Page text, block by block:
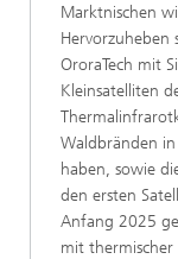
Marktnischen
Hervorzuheben
OroraTech mit
Kleinsatelliten
Waldbränden
haben, sowie
den ersten
Anfang 2025
mit